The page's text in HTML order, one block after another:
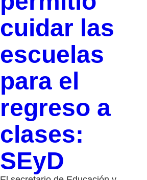
cuidar las
escuelas
para el
regreso a
clases:
SEyD